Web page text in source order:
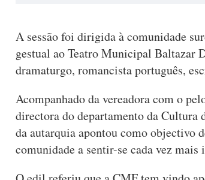
A sessão foi dirigida à comunidade
gestual ao Teatro Municipal Baltazar
dramaturgo, romancista português,
Acompanhado da vereadora com o
directora do departamento da Cultura
da autarquia apontou como objectivo
comunidade a sentir-se cada vez mais